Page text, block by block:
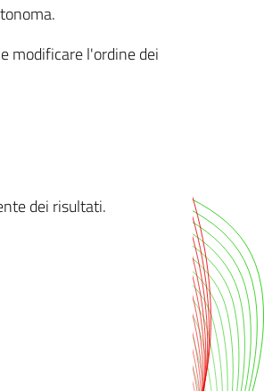
modificare l'ordine dei
dei risultati.